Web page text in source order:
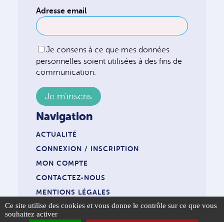
Adresse email
Je consens à ce que mes données
personnelles soient utilisées à des fins de
communication.
Navigation
ACTUALITÉ
CONNEXION / INSCRIPTION
MON COMPTE
CONTACTEZ-NOUS
MENTIONS LÉGALES
Panneau de gestion des cookies
Ce site utilise des cookies et vous donne le contrôle sur ce que vous
souhaitez activer